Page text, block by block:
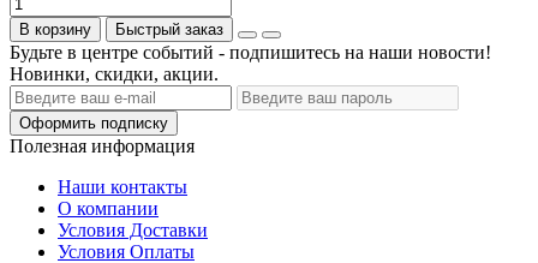
В корзину Быстрый заказ
Будьте в центре событий - подпишитесь на наши новости!
Новинки, скидки, акции.
Оформить подписку
Полезная информация
Наши контакты
О компании
Условия Доставки
Условия Оплаты